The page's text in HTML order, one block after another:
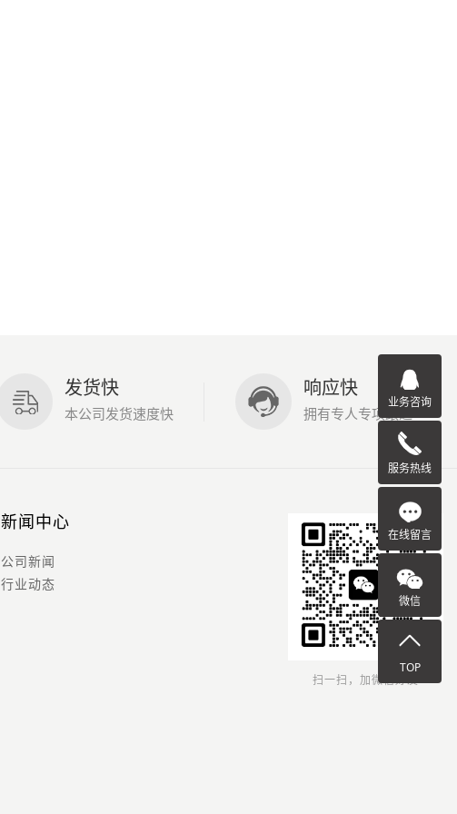
发货快
本公司发货速度快
响应快
拥有专人专项跟进
扫一扫，加微信好友
新闻中心
公司新闻
行业动态
业务咨询
服务热线
在线留言
微信
TOP